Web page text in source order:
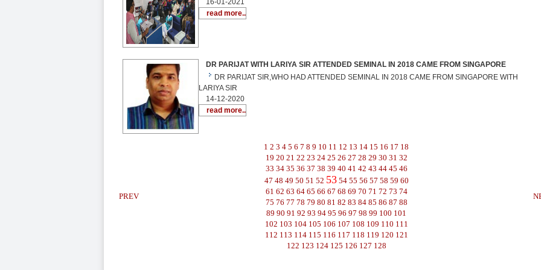
16-01-2021
read more..
DR PARIJAT WITH LARIYA SIR ATTENDED SEMINAL IN 2018 CAME FROM SINGAPORE
DR PARIJAT SIR,WHO HAD ATTENDED SEMINAL IN 2018 CAME FROM SINGAPORE WITH
LARIYA SIR
14-12-2020
read more..
PREV
1 2 3 4 5 6 7 8 9 10 11 12 13 14 15 16 17 18
19 20 21 22 23 24 25 26 27 28 29 30 31 32
33 34 35 36 37 38 39 40 41 42 43 44 45 46
47 48 49 50 51 52 53 54 55 56 57 58 59 60
61 62 63 64 65 66 67 68 69 70 71 72 73 74
75 76 77 78 79 80 81 82 83 84 85 86 87 88
89 90 91 92 93 94 95 96 97 98 99 100 101
102 103 104 105 106 107 108 109 110 111
112 113 114 115 116 117 118 119 120 121
122 123 124 125 126 127 128